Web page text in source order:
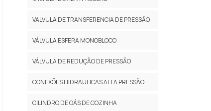
VALVULA DE TRANSFERENCIA DE PRESSÃO
VÁLVULA ESFERA MONOBLOCO
VÁLVULA DE REDUÇÃO DE PRESSÃO
CONEXÕES HIDRAULICAS ALTA PRESSÃO
CILINDRO DE GÁS DE COZINHA